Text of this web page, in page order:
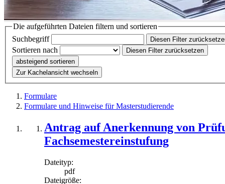
Die aufgeführten Dateien filtern und sortieren
Suchbegriff
Diesen Filter
Sortieren nach
Diesen Filter zurücksetzen
absteigend sortieren
Zur Kachelansicht wechseln
Formulare
Formulare und Hinweise für Masterstudierende
Antrag auf Anerkennung von
Fachsemestereinstufung
Dateityp:
pdf
Dateigröße: